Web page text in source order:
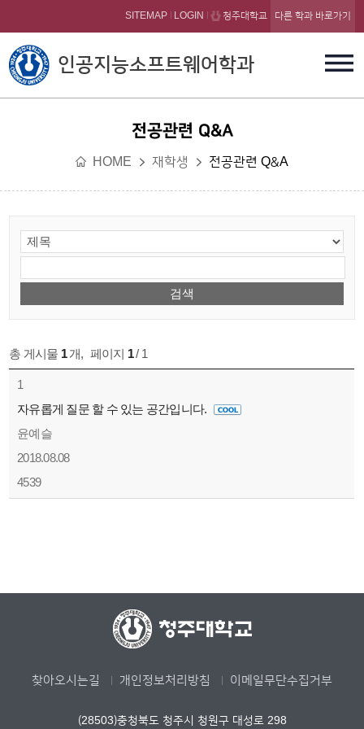
본문 바로가기
인공지능소프트웨어학과
SITEMAP LOGIN 청주대학교 다른 학과 바로가기
전공관련 Q&A
HOME 재학생 전공관련 Q&A
총 게시물 1개, 페이지 1/ 1
1
자유롭게 질문 할 수 있는 공간입니다.
윤예슬
2018.08.08
4539
찾아오시는길 개인정보처리방침 이메일무단수집거부
(28503)충청북도 청주시 청원구 대성로 298